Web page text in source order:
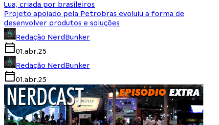
Lua, criada por brasileiros
Projeto apoiado pela Petrobras evoluiu a forma de
desenvolver produtos e soluções
Redação NerdBunker
01.abr.25
Redação NerdBunker
01.abr.25